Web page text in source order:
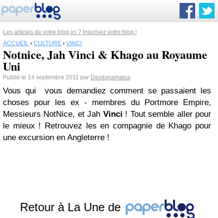
Les articles de votre blog ici ? Inscrivez votre blog !
ACCUEIL › CULTURE › VINCI
Notnice, Jah Vinci & Khago au Royaume
Uni
Publié le 14 septembre 2011 par Davibejamaica
Vous qui vous demandiez comment se passaient les
choses pour les ex - membres du Portmore Empire,
Messieurs NotNice, et Jah Vinci ! Tout semble aller pour
le mieux ! Retrouvez les en compagnie de Khago pour
une excursion en Angleterre !
Retour à La Une de